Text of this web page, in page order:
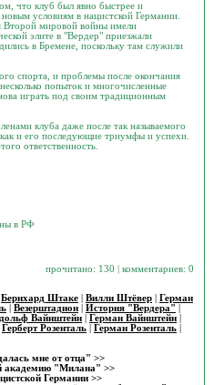
что клуб был явно быстрее и
условиям в нацистской Германии.
Второй мировой войны имели
элите в "Вердер" приезжали
в Бремене, поскольку там служили
спорта, и проблемы после окончания
попыток и многочисленные
играть под своим традиционным
клуба даже после так называемого
и его последующие триумфы и успехи.
ответственность.
в РФ
прочитано: 130 | комментариев: 0
Бернхард Штаке Вилли Штёвер
Герман
Везерштадион История "Вердера"
Вайнштейн Герман Вайнштейн
Герберт Розенталь Герман Розенталь
мне от отца" >>
академию "Милана" >>
Германии >>